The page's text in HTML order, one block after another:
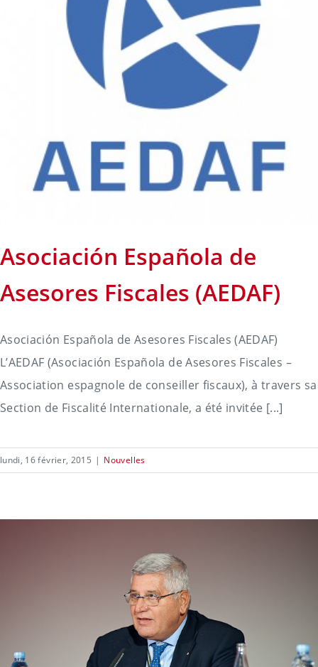
Asociación Española de
Asesores Fiscales (AEDAF)
Asociación Española de Asesores Fiscales (AEDAF)
L’AEDAF (Asociación Española de Asesores Fiscales –
Association espagnole de conseiller fiscaux), à travers sa
Section de Fiscalité Internationale, a été invitée [...]
lundi, 16 février, 2015 | Nouvelles